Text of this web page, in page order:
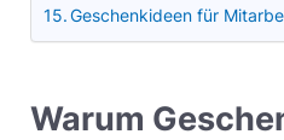
Geschenkideen für
Warum